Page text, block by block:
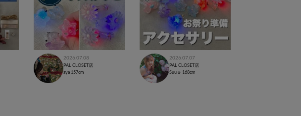
2026.07.08
PAL CLOSET店
aya 157cm
2026.07.07
PAL CLOSET店
Suu☺︎ 168cm